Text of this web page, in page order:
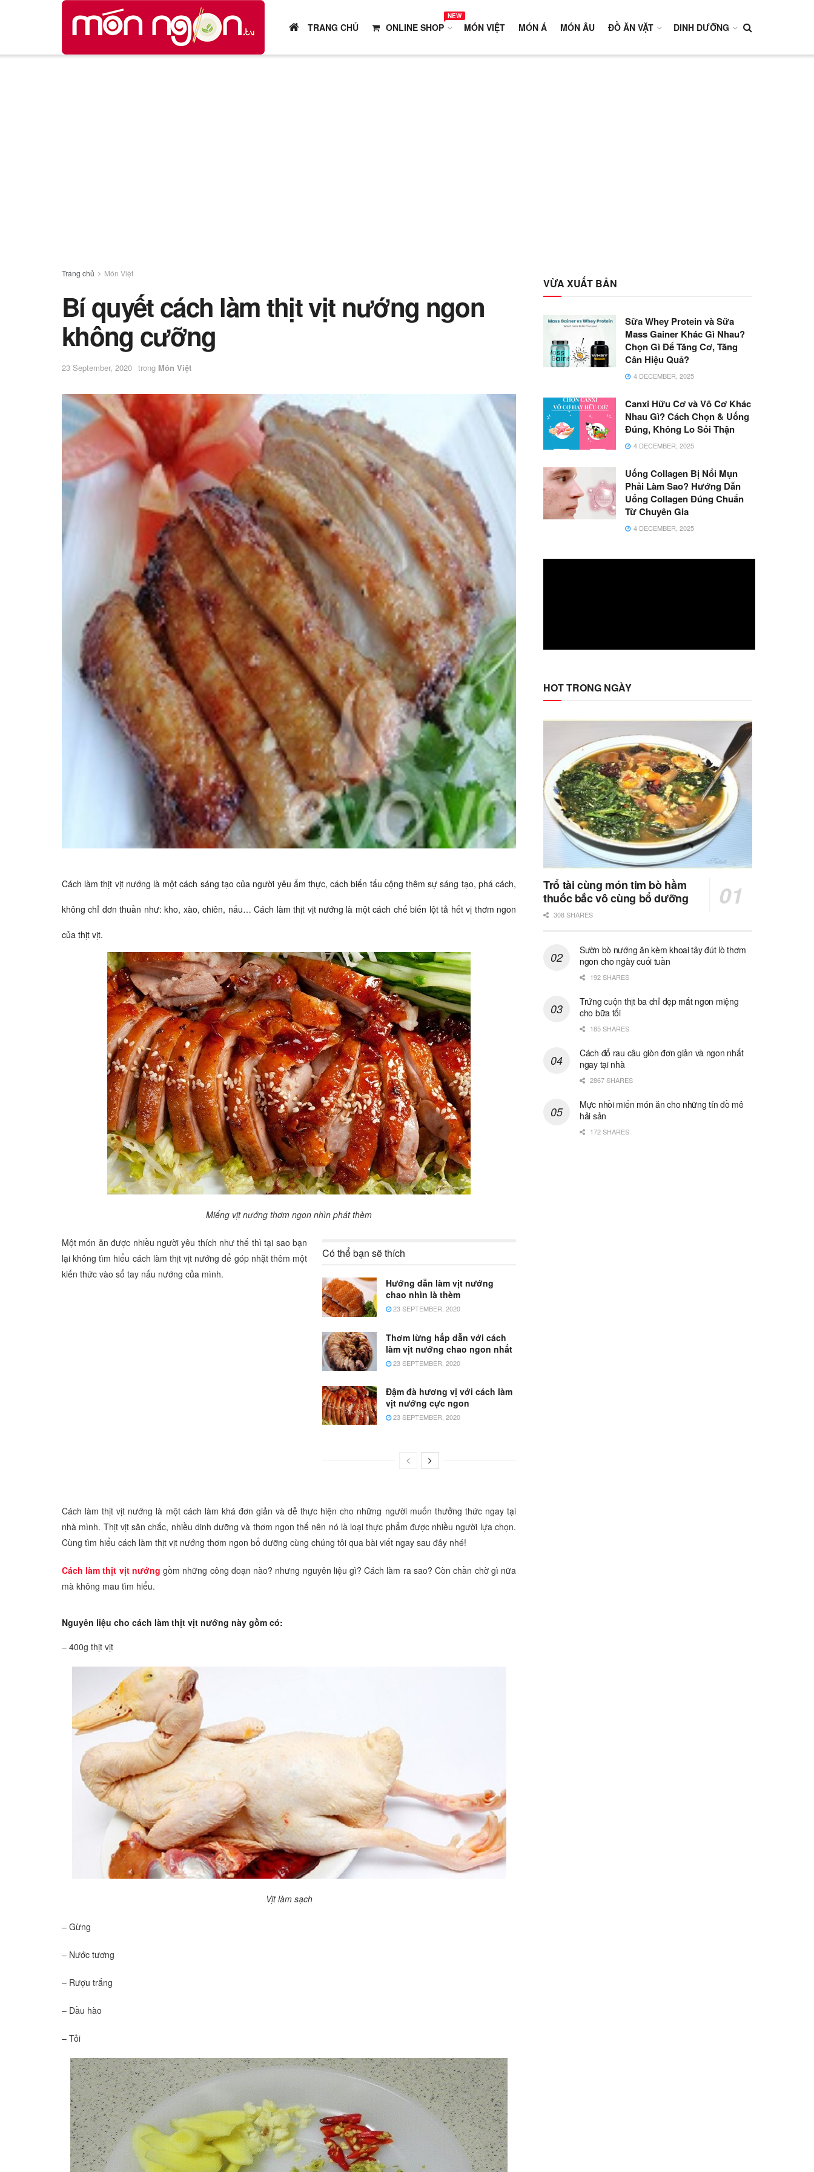
TRANG CHỦ ONLINE SHOP
NEW
MÓN VIỆT MÓN Á MÓN ÂU ĐỒ ĂN VẶT DINH DƯỠNG
Trang chủ Món Việt
Bí quyết cách làm thịt vịt nướng ngon
không cưỡng
23 September, 2020 trong Món Việt
Cách làm thịt vịt nướng là một cách sáng tạo của người yêu ẩm thực, cách biến tấu cộng thêm sự sáng tạo, phá cách,
không chỉ đơn thuần như: kho, xào, chiên, nấu… Cách làm thịt vịt nướng là một cách chế biến lột tả hết vị thơm ngon
của thịt vịt.
Miếng vịt nướng thơm ngon nhìn phát thèm
Có thể bạn sẽ thích
Hướng dẫn làm vịt nướng
chao nhìn là thèm
23 SEPTEMBER, 2020
Thơm lừng hấp dẫn với cách
làm vịt nướng chao ngon nhất
23 SEPTEMBER, 2020
Đậm đà hương vị với cách làm
vịt nướng cực ngon
23 SEPTEMBER, 2020
Một món ăn được nhiều người yêu thích như thế thì tại sao bạn
lại không tìm hiểu cách làm thịt vịt nướng để góp nhặt thêm một
kiến thức vào sổ tay nấu nướng của mình.
Cách làm thịt vịt nướng là một cách làm khá đơn giản và dễ thực hiện cho những người muốn thưởng thức ngay tại
nhà mình. Thịt vịt săn chắc, nhiều dinh dưỡng và thơm ngon thế nên nó là loại thực phẩm được nhiều người lựa chọn.
Cùng tìm hiểu cách làm thịt vịt nướng thơm ngon bổ dưỡng cùng chúng tôi qua bài viết ngay sau đây nhé!
Cách làm thịt vịt nướng gồm những công đoạn nào? nhưng nguyên liệu gì? Cách làm ra sao? Còn chần chờ gì nữa
mà không mau tìm hiểu.
Nguyên liệu cho cách làm thịt vịt nướng này gồm có:
– 400g thịt vịt
Vịt làm sạch
– Gừng
– Nước tương
– Rượu trắng
– Dầu hào
– Tỏi
VỪA XUẤT BẢN
Sữa Whey Protein và Sữa
Mass Gainer Khác Gì Nhau?
Chọn Gì Để Tăng Cơ, Tăng
Cân Hiệu Quả?
4 DECEMBER, 2025
Canxi Hữu Cơ và Vô Cơ Khác
Nhau Gì? Cách Chọn & Uống
Đúng, Không Lo Sỏi Thận
4 DECEMBER, 2025
Uống Collagen Bị Nổi Mụn
Phải Làm Sao? Hướng Dẫn
Uống Collagen Đúng Chuẩn
Từ Chuyên Gia
4 DECEMBER, 2025
HOT TRONG NGÀY
Trổ tài cùng món tim bò hầm
thuốc bắc vô cùng bổ dưỡng
308 SHARES
Sườn bò nướng ăn kèm khoai tây đút lò thơm
ngon cho ngày cuối tuần
192 SHARES
Trứng cuộn thịt ba chỉ đẹp mắt ngon miệng
cho bữa tối
185 SHARES
Cách đổ rau câu giòn đơn giản và ngon nhất
ngay tại nhà
2867 SHARES
Mực nhồi miến món ăn cho những tín đồ mê
hải sản
172 SHARES